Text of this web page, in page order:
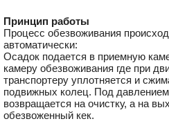
Принцип работы
Процесс обезвоживания
автоматически:
Осадок подается в приемную
камеру обезвоживания где при
транспортеру уплотняется и
подвижных колец. Под давлением
возвращается на очистку, а на
обезвоженный кек.